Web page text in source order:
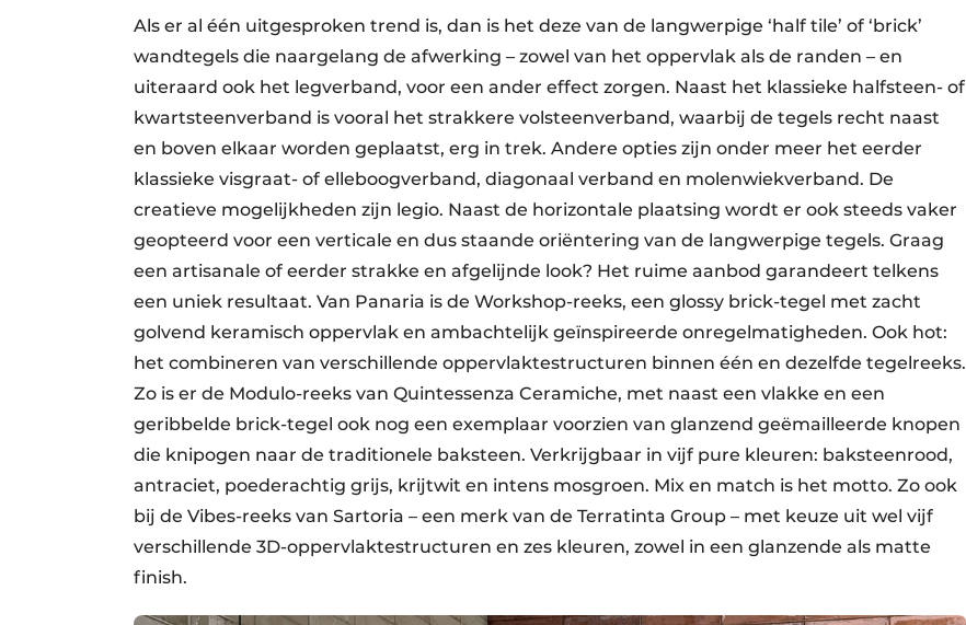
Als er al één uitgesproken trend is, dan is het deze van de langwerpige ‘half tile’ of ‘brick’
wandtegels die naargelang de afwerking – zowel van het oppervlak als de randen – en
uiteraard ook het legverband, voor een ander effect zorgen. Naast het klassieke halfsteen- of
kwartsteenverband is vooral het strakkere volsteenverband, waarbij de tegels recht naast
en boven elkaar worden geplaatst, erg in trek. Andere opties zijn onder meer het eerder
klassieke visgraat- of elleboogverband, diagonaal verband en molenwiekverband. De
creatieve mogelijkheden zijn legio. Naast de horizontale plaatsing wordt er ook steeds vaker
geopteerd voor een verticale en dus staande oriëntering van de langwerpige tegels. Graag
een artisanale of eerder strakke en afgelijnde look? Het ruime aanbod garandeert telkens
een uniek resultaat. Van Panaria is de Workshop-reeks, een glossy brick-tegel met zacht
golvend keramisch oppervlak en ambachtelijk geïnspireerde onregelmatigheden. Ook hot:
het combineren van verschillende oppervlaktestructuren binnen één en dezelfde tegelreeks.
Zo is er de Modulo-reeks van Quintessenza Ceramiche, met naast een vlakke en een
geribbelde brick-tegel ook nog een exemplaar voorzien van glanzend geëmailleerde knopen
die knipogen naar de traditionele baksteen. Verkrijgbaar in vijf pure kleuren: baksteenrood,
antraciet, poederachtig grijs, krijtwit en intens mosgroen. Mix en match is het motto. Zo ook
bij de Vibes-reeks van Sartoria – een merk van de Terratinta Group – met keuze uit wel vijf
verschillende 3D-oppervlaktestructuren en zes kleuren, zowel in een glanzende als matte
finish.